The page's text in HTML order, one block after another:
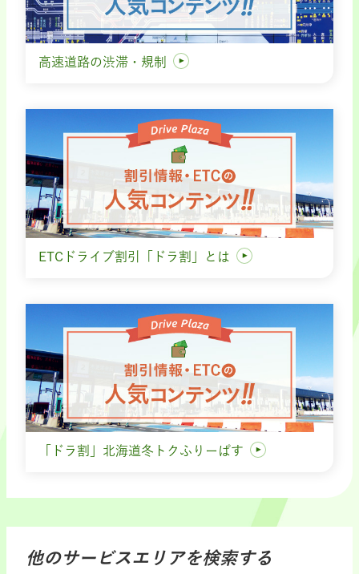
高速道路の渋滞・規制
ETCドライブ割引「ドラ割」とは
「ドラ割」北海道冬トクふりーぱす
他のサービスエリアを検索する